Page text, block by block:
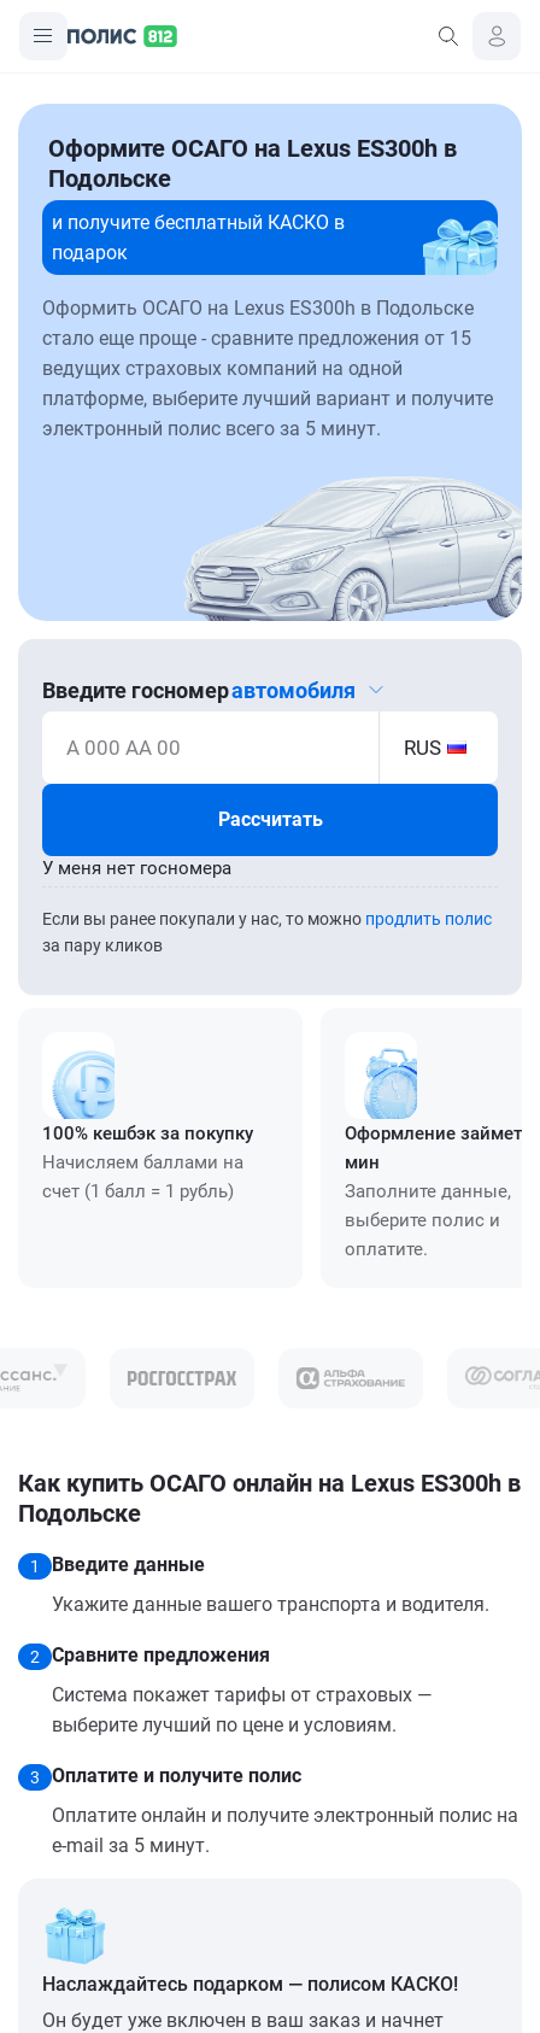
Оформите ОСАГО на Lexus ES300h в
Подольске
и получите бесплатный КАСКО в
подарок
Оформить ОСАГО на Lexus ES300h в Подольске
стало еще проще - сравните предложения от 15
ведущих страховых компаний на одной
платформе, выберите лучший вариант и получите
электронный полис всего за 5 минут.
Введите госномеравтомобиля
А 000 АА 00 RUS
Рассчитать
Если вы ранее покупали у нас, то можно продлить полис
за пару кликов
У меня нет госномера
100% кешбэк за покупку
Начисляем баллами на
счет (1 балл = 1 рубль)
Оформление займет
мин
Заполните данные,
выберите полис и
оплатите.
Как купить ОСАГО онлайн на Lexus ES300h в
Подольске
1
Введите данные
Укажите данные вашего транспорта и водителя.
2
Сравните предложения
Система покажет тарифы от страховых —
выберите лучший по цене и условиям.
3
Оплатите и получите полис
Оплатите онлайн и получите электронный полис на
e-mail за 5 минут.
Наслаждайтесь подарком — полисом КАСКО!
Он будет уже включен в ваш заказ и начнет